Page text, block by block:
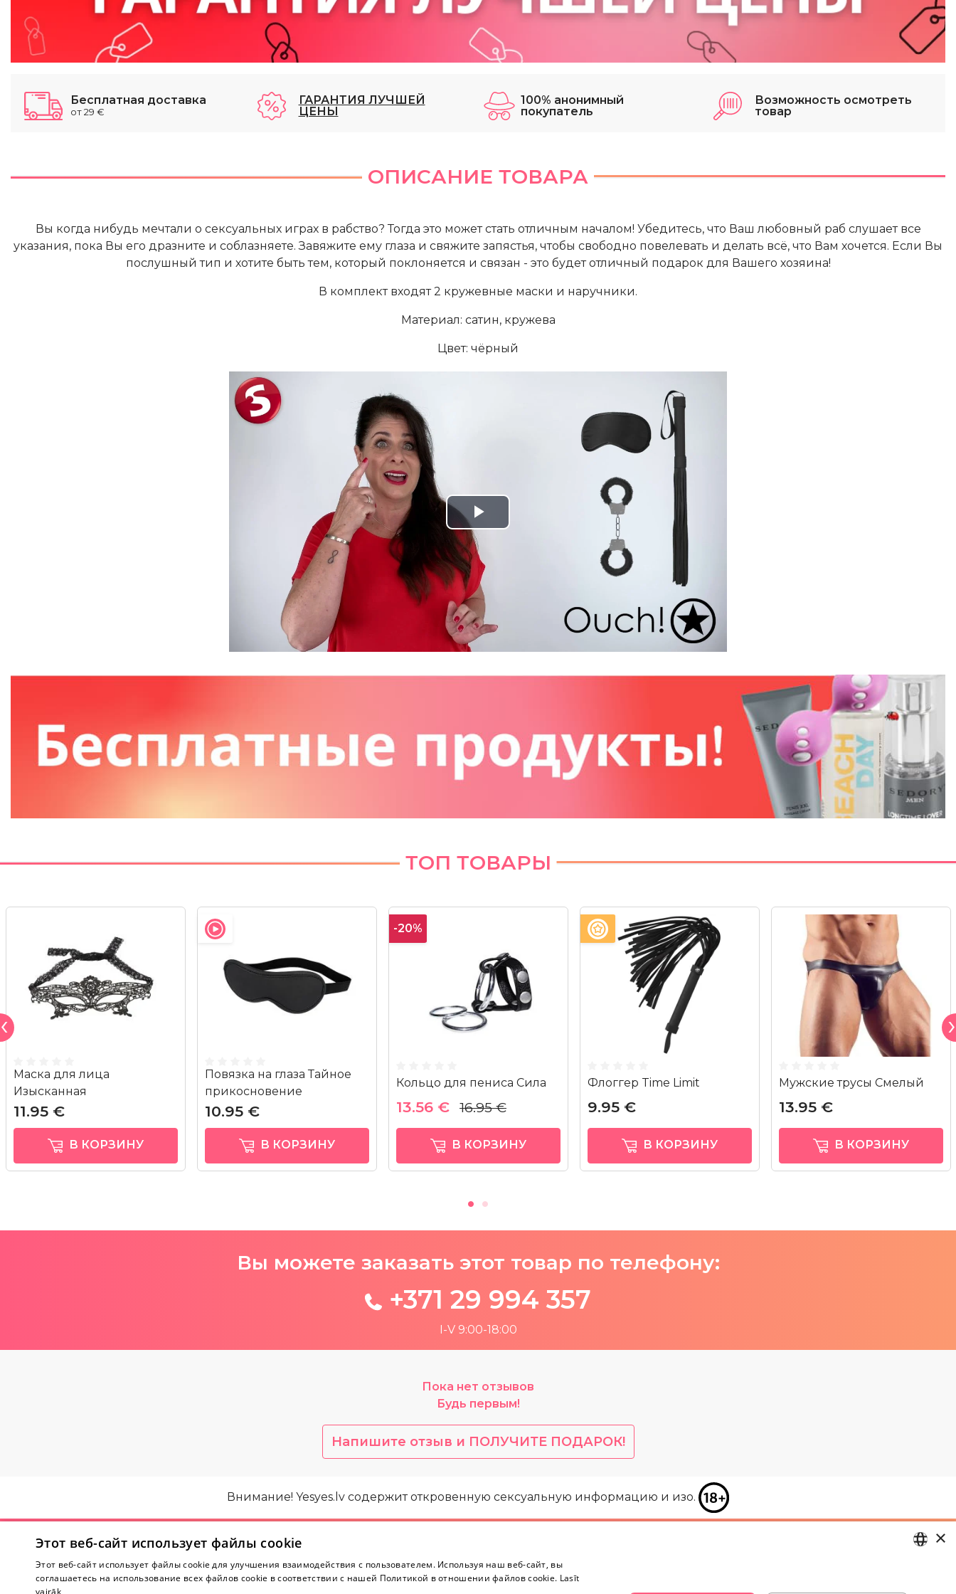
Бесплатная доставка
от 29 €
ГАРАНТИЯ ЛУЧШЕЙ
ЦЕНЫ
100% анонимный
покупатель
Возможность осмотреть
товар
ОПИСАНИЕ ТОВАРА
Вы когда нибудь мечтали о сексуальных играх в рабство? Тогда это может стать отличным началом! Убедитесь, что Ваш любовный раб слушает все
указания, пока Вы его дразните и соблазняете. Завяжите ему глаза и свяжите запястья, чтобы свободно повелевать и делать всё, что Вам хочется. Если Вы
послушный тип и хотите быть тем, который поклоняется и связан - это будет отличный подарок для Вашего хозяина!
В комплект входят 2 кружевные маски и наручники.
Mатериал: сатин, кружева
Цвет: чёрный
Play
Video
ТОП ТОВАРЫ
Маска для лица
Изысканная
11.95 €
В КОРЗИНУ
Повязка на глаза Тайное
прикосновение
10.95 €
В КОРЗИНУ
-20%
Кольцо для пениса Сила
13.56 € 16.95 €
В КОРЗИНУ
Флоггер Time Limit
9.95 €
В КОРЗИНУ
Мужские трусы Смелый
13.95 €
В КОРЗИНУ
Вы можете заказать этот товар по телефону:
+371 29 994 357
I-V 9:00-18:00
Пока нет отзывов
Будь первым!
Напишите отзыв и ПОЛУЧИТЕ ПОДАРОК!
Внимание! Yesyes.lv содержит откровенную сексуальную информацию и изо.
О магазине
О нас
Информация
+371 29 994 357
×
Этот веб-сайт использует файлы cookie
Этот веб-сайт использует файлы cookie для улучшения взаимодействия с пользователем. Используя наш веб-сайт, вы
соглашаетесь на использование всех файлов cookie в соответствии с нашей Политикой в ​​отношении файлов cookie. Lasīt
vairāk